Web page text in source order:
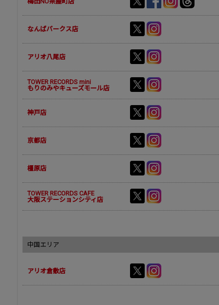
なんばパークス店
アリオ八尾店
TOWER RECORDS mini
もりのみやキューズモール店
神戸店
京都店
橿原店
TOWER RECORDS CAFE
大阪ステーションシティ店
中国エリア
アリオ倉敷店